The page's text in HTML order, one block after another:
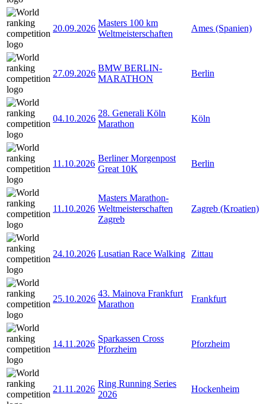
20.09.2026
Masters 100 km
Weltmeisterschaften
Ames (Spanien)
27.09.2026
BMW BERLIN-
MARATHON
Berlin
04.10.2026
28. Generali Köln
Marathon
Köln
11.10.2026
Berliner Morgenpost
Great 10K
Berlin
11.10.2026
Masters Marathon-
Weltmeisterschaften
Zagreb
Zagreb (Kroatien)
24.10.2026 Lusatian Race Walking Zittau
25.10.2026
43. Mainova Frankfurt
Marathon
Frankfurt
14.11.2026
Sparkassen Cross
Pforzheim
Pforzheim
21.11.2026
Ring Running Series
2026
Hockenheim